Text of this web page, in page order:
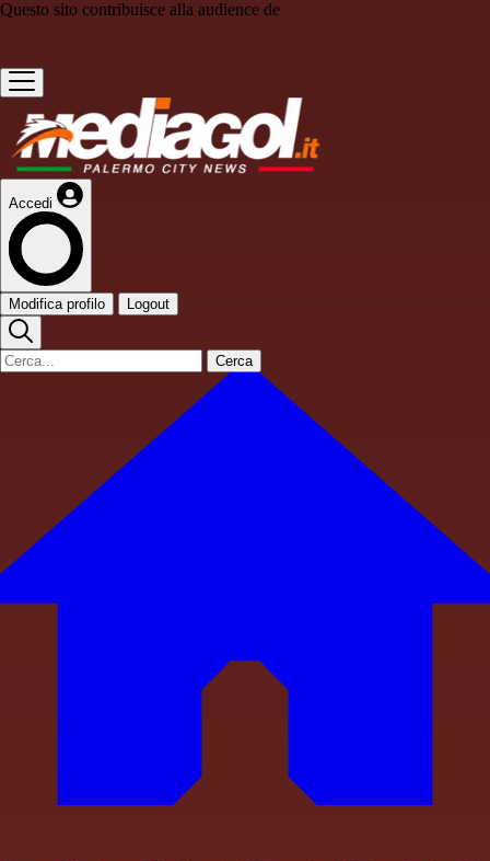
Questo sito contribuisce alla audience de
Accedi
Modifica profilo Logout
Cerca